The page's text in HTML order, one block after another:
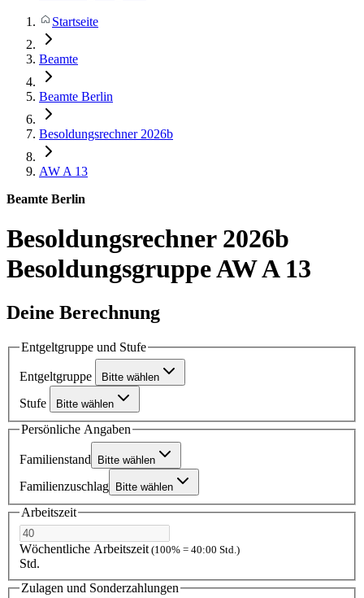
Startseite
Beamte
Beamte Berlin
Besoldungsrechner 2026b
AW A 13
Beamte Berlin
Besoldungsrechner 2026b
Besoldungsgruppe AW A 13
Deine Berechnung
Entgeltgruppe und Stufe
Entgeltgruppe Bitte wählen
Stufe Bitte wählen
Persönliche Angaben
Familienstand Bitte wählen
Familienzuschlag Bitte wählen
Arbeitszeit
Wöchentliche Arbeitszeit (100% = 40:00 Std.)
Std.
Zulagen und Sonderzahlungen